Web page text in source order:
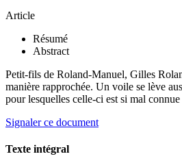
Article
Résumé
Abstract
Petit-fils de Roland-Manuel, Gilles
manière rapprochée. Un voile se lève
pour lesquelles celle-ci est si mal
Signaler ce document
Texte intégral